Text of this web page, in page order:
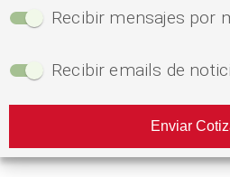
Recibir mensajes por
Recibir emails de
Enviar